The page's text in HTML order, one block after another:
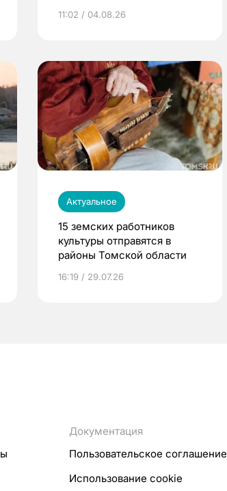
11:02 / 04.08.26
Актуальное
15 земских работников
культуры отправятся в
районы Томской области
16:19 / 29.07.26
Документация
Пользовательское соглашение
Использование cookie